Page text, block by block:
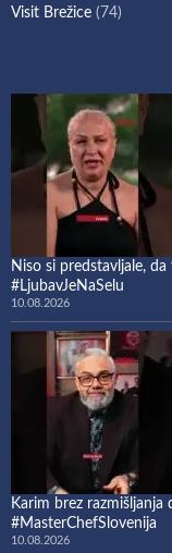
Visit Brežice (74)
Niso si predstavljale, da
#LjubavJeNaSelu
10.08.2026
Karim brez razmišljanja
#MasterChefSlovenija
10.08.2026